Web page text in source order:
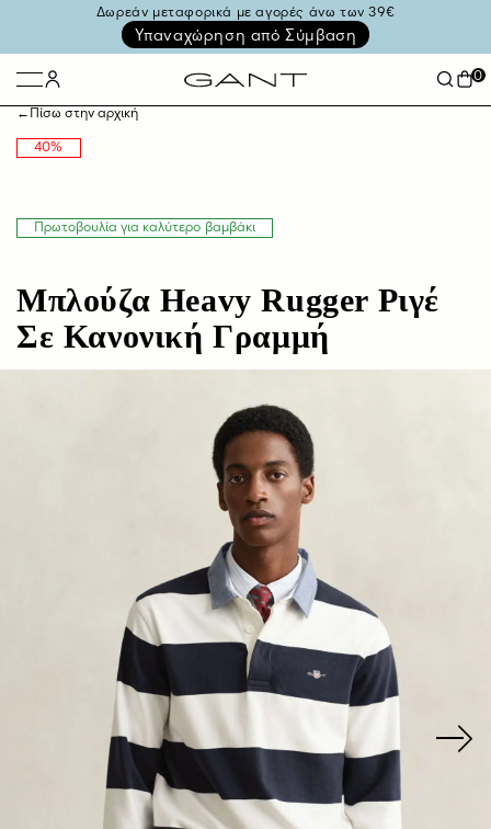
Δωρεάν μεταφορικά με αγορές άνω των 39€
Υπαναχώρηση από Σύμβαση
0
← Πίσω στην αρχική
40%
Πρωτοβουλία για καλύτερο βαμβάκι
Μπλούζα Heavy Rugger Ριγέ
Σε Κανονική Γραμμή